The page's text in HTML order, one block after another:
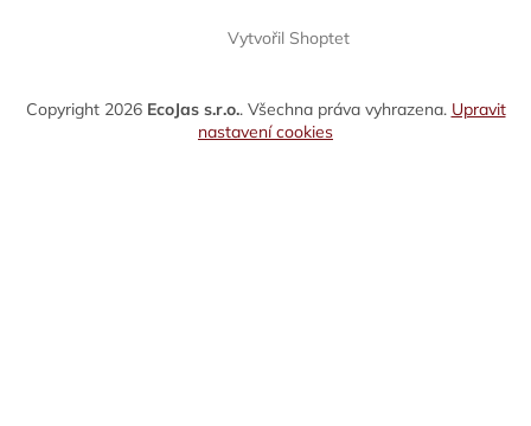
Vytvořil Shoptet
Copyright 2026 EcoJas s.r.o.. Všechna práva vyhrazena. Upravit
nastavení cookies